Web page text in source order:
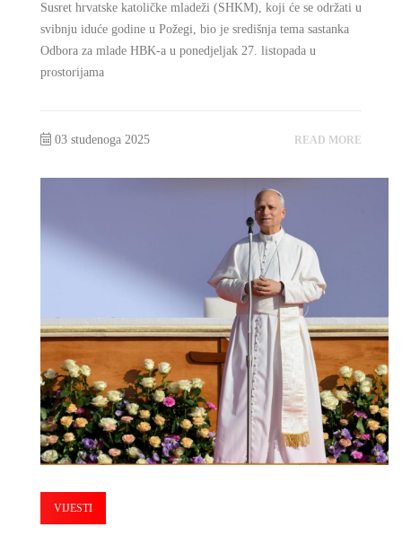
Susret hrvatske katoličke mladeži (SHKM), koji će se održati u
svibnju iduće godine u Požegi, bio je središnja tema sastanka
Odbora za mlade HBK-a u ponedjeljak 27. listopada u
prostorijama
03 studenoga 2025 READ MORE
VIJESTI